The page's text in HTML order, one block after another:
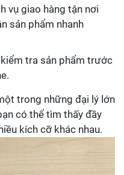
vụ giao hàng tận nơi
sản phẩm nhanh
tra sản phẩm trước
trong những đại lý lớn
có thể tìm thấy đầy
kích cỡ khác nhau.